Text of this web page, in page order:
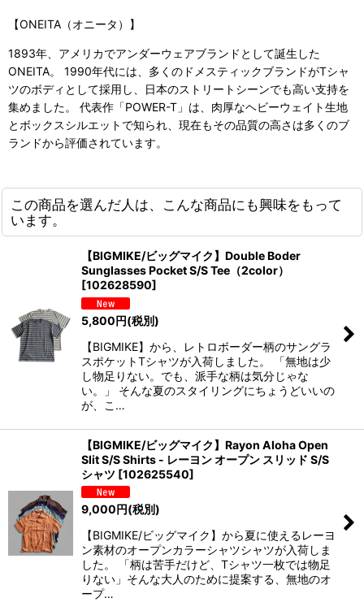
【ONEITA（オニータ）】
1893年、アメリカでアンダーウェアブランドとして誕生した
ONEITA。 1990年代には、多くのドメスティックブランドがTシャ
ツのボディとして採用し、日本のストリートシーンでも高い支持を
集めました。 代表作「POWER-T」は、肉厚なヘビーウェイト生地
とボックスシルエットで知られ、現在もその品質の高さは多くのブ
ランドから評価されています。
この商品を選んだ人は、こんな商品にも興味をもって
います。
【BIGMIKE/ビッグマイク】Double Boder
Sunglasses Pocket S/S Tee（2color）
[102628590]
5,800円(税別)
【BIGMIKE】から、レトロボーダー柄のサングラ
スポケットTシャツが入荷しました。 「無地は少
し物足りない。でも、派手な柄は気分じゃな
い。」 そんな夏のスタイリングにちょうどいいの
が、こ…
【BIGMIKE/ビッグマイク】Rayon Aloha Open
Slit S/S Shirts - レーヨン オープン スリッド S/S
シャツ [102625540]
9,000円(税別)
【BIGMIKE/ビッグマイク】から夏に使えるレーヨ
ン素材のオープンカラーシャツシャツが入荷しま
した。 「柄は苦手だけど、Tシャツ一枚では物足
りない」そんな大人のために提案する、無地のオ
ープ…